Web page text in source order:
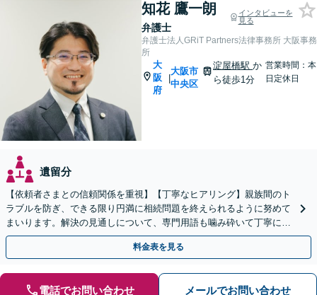
知花 鷹一朗
弁護士
インタビューを
見る
弁護士法人GRiT Partners法律事務所 大阪事務
所
大
阪
府
|
大阪市
中央区
淀屋橋駅か
ら徒歩1分
営業時間：本
日定休日
遺留分
【依頼者さまとの信頼関係を重視】【丁寧なヒアリング】親族間のト
ラブルを防ぎ、できる限り円満に相続問題を終えられるように努めて
まいります。解決の見通しについて、専門用語も噛み砕いて丁寧にご
説明しますので、お困りの際は一度ご相談ください。
料金表を見る
電話でお問い合わせ メールでお問い合わせ